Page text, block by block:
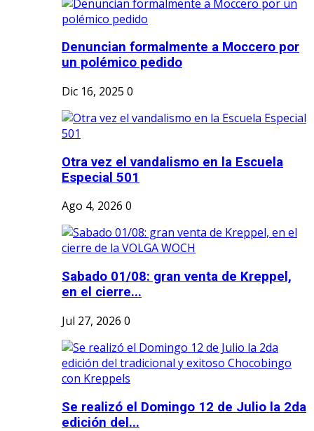
Denuncian formalmente a Moccero por
un polémico pedido
Dic 16, 2025 0
Otra vez el vandalismo en la Escuela
Especial 501
Ago 4, 2026 0
Sabado 01/08: gran venta de Kreppel,
en el cierre...
Jul 27, 2026 0
Se realizó el Domingo 12 de Julio la 2da
edición del...